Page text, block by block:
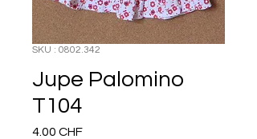
SKU : 0802.342
Jupe Palomino
T104
4.00 CHFPrix